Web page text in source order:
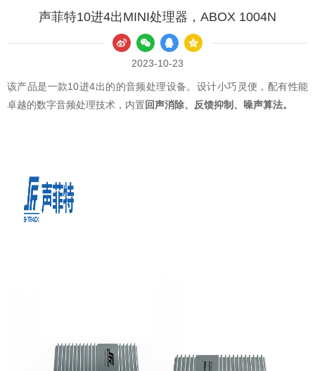
声菲特10进4出MINI处理器，ABOX 1004N
2023-10-23
该产品是一款10进4出的的音频处理设备。设计小巧灵便，配有性能
卓越的数字音频处理技术，内置回声消除、反馈抑制、噪声算法。